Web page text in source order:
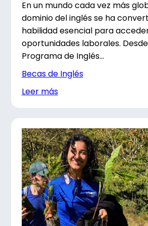
En un mundo cada vez más
dominio del inglés se ha
habilidad esencial para
oportunidades laborales. Desde
Programa de Inglés...
Becas de Inglés
Leer más